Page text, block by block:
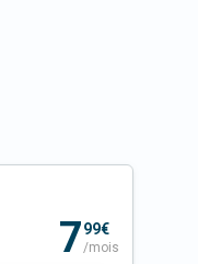
799€
/mois